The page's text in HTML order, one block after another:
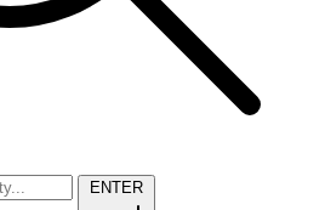
ENTER